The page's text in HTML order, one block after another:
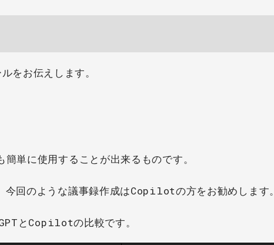
をお伝えします。
単に使用することが出来るものです。
回のような議事録作成はCopilotの方をお勧めします。
とCopilotの比較です。